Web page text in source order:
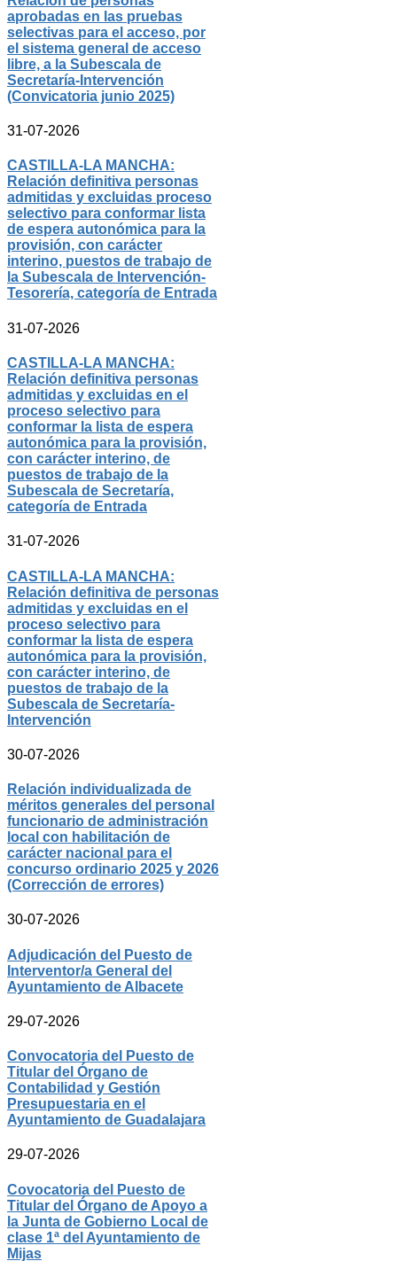
aprobadas en las pruebas
selectivas para el acceso, por
el sistema general de acceso
libre, a la Subescala de
Secretaría-Intervención
(Convicatoria junio 2025)
31-07-2026
CASTILLA-LA MANCHA:
Relación definitiva personas
admitidas y excluidas proceso
selectivo para conformar lista
de espera autonómica para la
provisión, con carácter
interino, puestos de trabajo de
la Subescala de Intervención-
Tesorería, categoría de Entrada
31-07-2026
CASTILLA-LA MANCHA:
Relación definitiva personas
admitidas y excluidas en el
proceso selectivo para
conformar la lista de espera
autonómica para la provisión,
con carácter interino, de
puestos de trabajo de la
Subescala de Secretaría,
categoría de Entrada
31-07-2026
CASTILLA-LA MANCHA:
Relación definitiva de personas
admitidas y excluidas en el
proceso selectivo para
conformar la lista de espera
autonómica para la provisión,
con carácter interino, de
puestos de trabajo de la
Subescala de Secretaría-
Intervención
30-07-2026
Relación individualizada de
méritos generales del personal
funcionario de administración
local con habilitación de
carácter nacional para el
concurso ordinario 2025 y 2026
(Corrección de errores)
30-07-2026
Adjudicación del Puesto de
Interventor/a General del
Ayuntamiento de Albacete
29-07-2026
Convocatoria del Puesto de
Titular del Órgano de
Contabilidad y Gestión
Presupuestaria en el
Ayuntamiento de Guadalajara
29-07-2026
Covocatoria del Puesto de
Titular del Órgano de Apoyo a
la Junta de Gobierno Local de
clase 1ª del Ayuntamiento de
Mijas